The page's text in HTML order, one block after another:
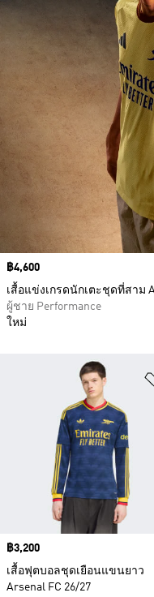
Price
฿3,200
เสื้อฟุตบอลชุดเยือนแขนยาว
Arsenal FC 26/27
Price
฿4,600
เสื้อแข่งเกรดนักเตะชุดที่สาม
ผู้ชาย Performance
ใหม่